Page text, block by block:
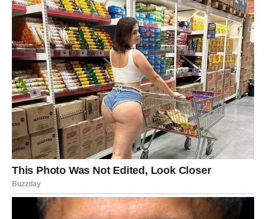
ugovori ili stabilniji prihodi. Vaš trud konačno donosi
rezultate.
VODOLIJA
Ljubav
Vodolije doživljavaju emotivno buđenje. Moguće je
iznenadno zaljubljivanje. U vezi dolazi do iskrenog
razgovora koji produbljuje odnos.
Posao
Na poslu dolazi kreativna faza. Nova ideja može doneti